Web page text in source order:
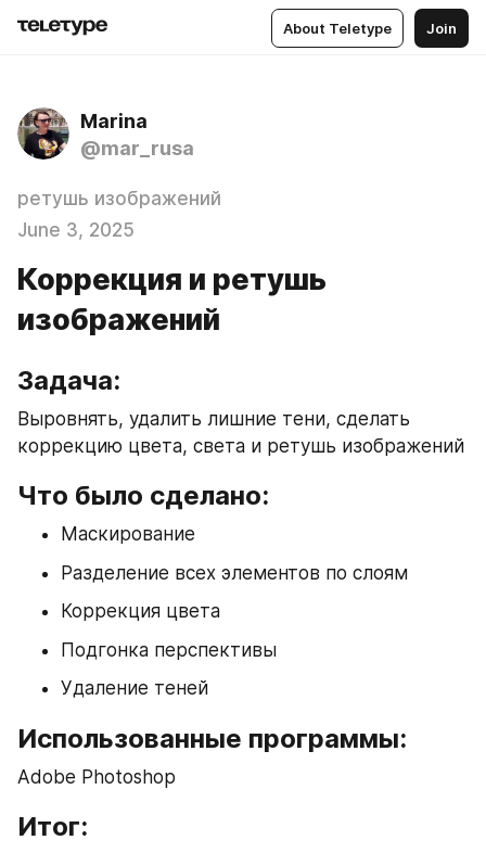
About Teletype Join
Marina
@mar_rusa
ретушь изображений
June 3, 2025
Коррекция и ретушь
изображений
Задача:
Выровнять, удалить лишние тени, сделать
коррекцию цвета, света и ретушь изображений
Что было сделано:
Маскирование
Разделение всех элементов по слоям
Коррекция цвета
Подгонка перспективы
Удаление теней
Использованные программы:
Adobe Photoshop
Итог: